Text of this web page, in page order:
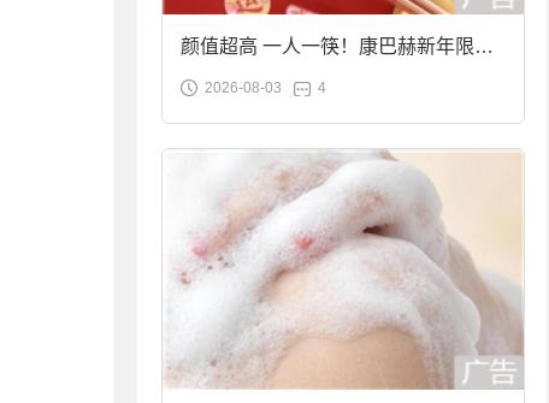
颜值超高 一人一筷！康巴赫新年限定
合金筷子大促：19.9元
2026-08-03 4